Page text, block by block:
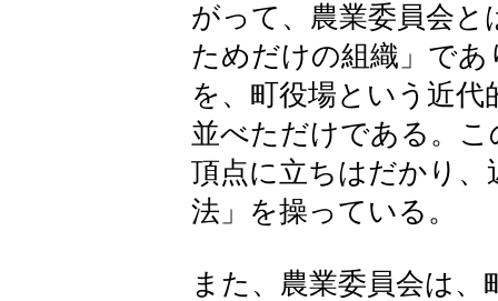
がって、農業委員会
ためだけの組織」で
を、町役場という近
並べただけである。
頂点に立ちはだかり、
法」を操っている。
また、農業委員会は